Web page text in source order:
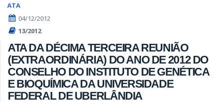
ATA
04/12/2012
13/2012
ATA DA DÉCIMA TERCEIRA REUNIÃO
(EXTRAORDINÁRIA) DO ANO DE 2012 DO
CONSELHO DO INSTITUTO DE GENÉTICA
E BIOQUÍMICA DA UNIVERSIDADE
FEDERAL DE UBERLÂNDIA